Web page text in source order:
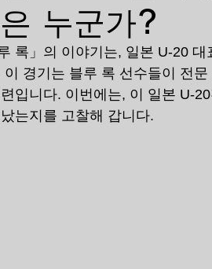
누군가?
루 록」의 이야기는, 일본 U-20
이 경기는 블루 록 선수들이 전
입니다. 이번에는, 이 일본 ​​U-
는지를 고찰해 갑니다.